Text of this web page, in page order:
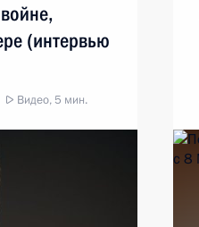
(интервью
Видео, 5 мин.